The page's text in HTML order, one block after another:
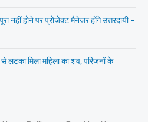
नहीं होने पर प्रोजेक्ट मैनेजर होंगे उत्तरदायी –
से लटका मिला महिला का शव, परिजनों के